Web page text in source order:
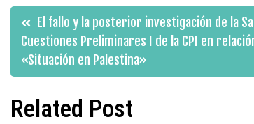
Navegación
de
entradas
El fallo y la posterior investigación de la
Cuestiones Preliminares I de la CPI en
«Situación en Palestina»
Related Post